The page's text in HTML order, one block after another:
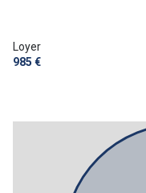
Loyer
985 €